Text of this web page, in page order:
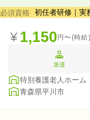
必須資格 初任者研修｜実
1,150円〜(時給)
派遣
特別養護老人ホーム
青森県平川市